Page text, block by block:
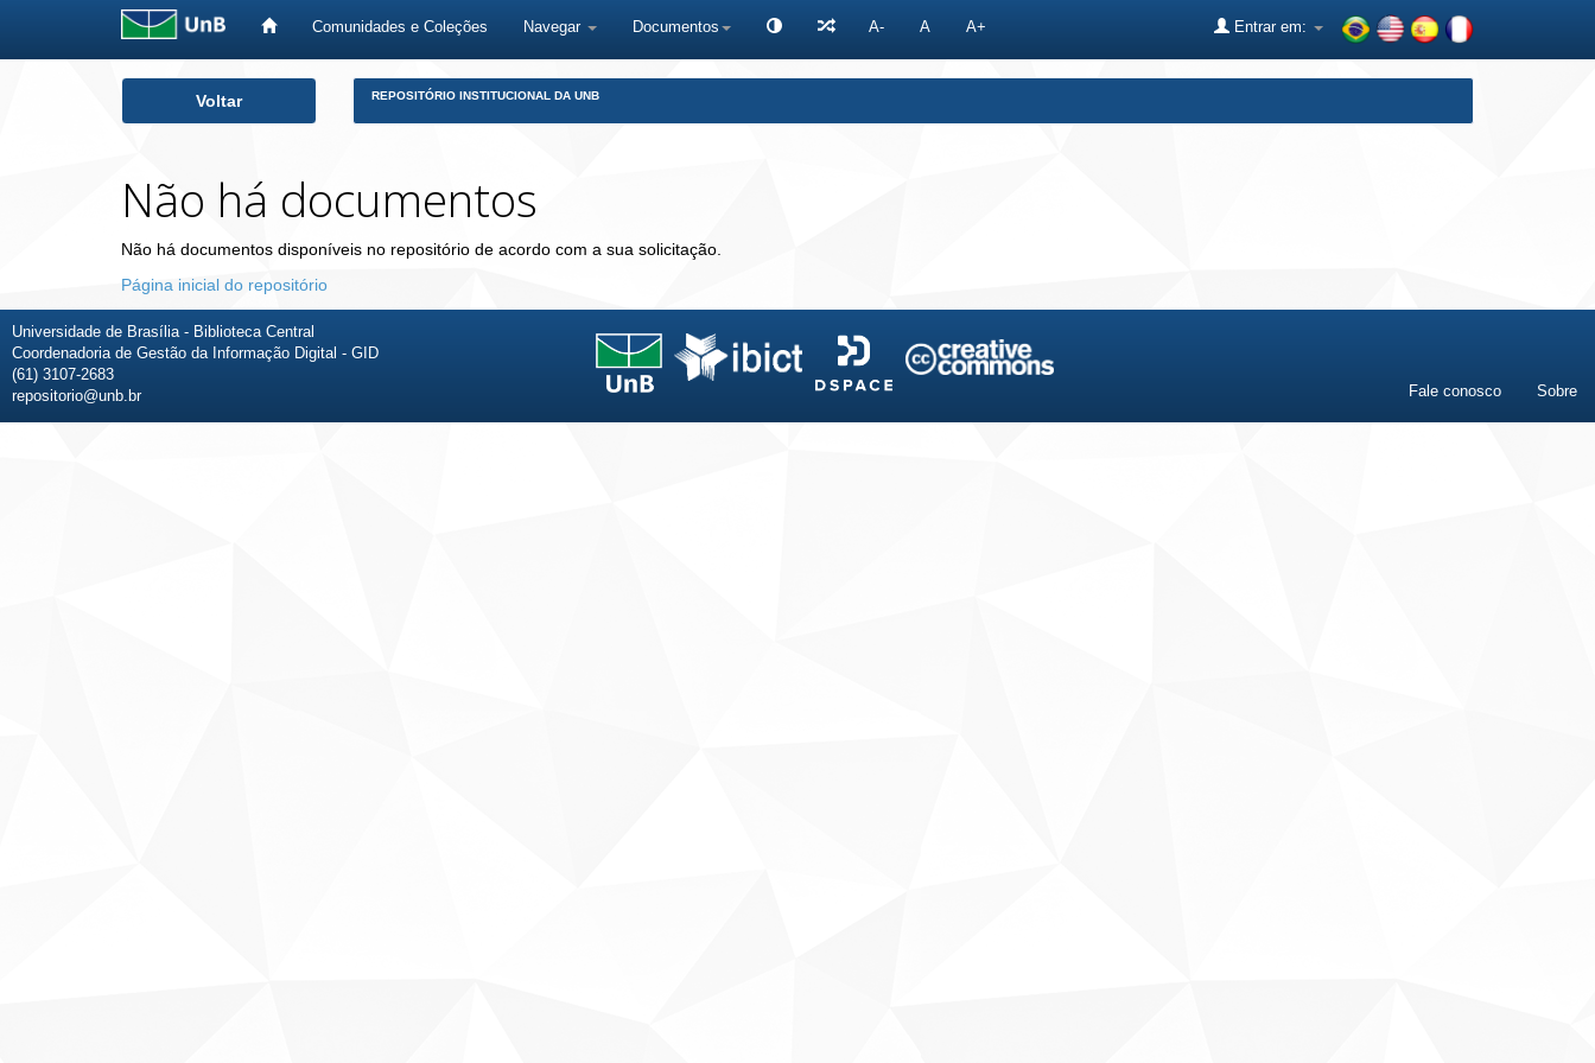
Comunidades e Coleções Navegar Documentos A- A A+ Entrar em:
Voltar REPOSITÓRIO INSTITUCIONAL DA UNB
Não há documentos
Não há documentos disponíveis no repositório de acordo com a sua solicitação.
Página inicial do repositório
Universidade de Brasília - Biblioteca Central
Coordenadoria de Gestão da Informação Digital - GID
(61) 3107-2683
repositorio@unb.br
Fale conosco Sobre